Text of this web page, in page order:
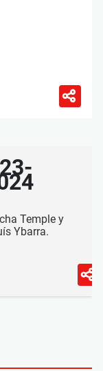
Temple y
Ybarra.